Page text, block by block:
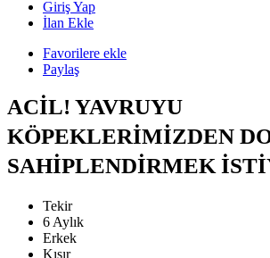
Giriş Yap
İlan Ekle
Favorilere ekle
Paylaş
ACİL! YAVRUYU
KÖPEKLERİMİZDEN
SAHİPLENDİRMEK
Tekir
6 Aylık
Erkek
Kısır